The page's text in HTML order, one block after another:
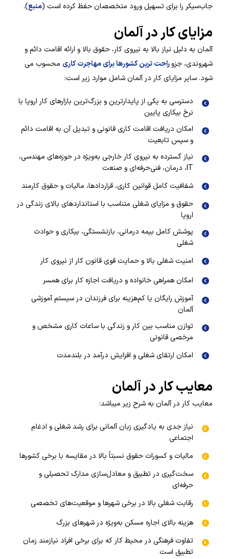
جاب‌سیکر را برای تسهیل ورود متخصصان حفظ کرده است (منبع).
مزایای کار در آلمان
آلمان به دلیل نیاز بالا به نیروی کار، حقوق بالا و ارائه اقامت دائم و
شهروندی، جزوراحت ترین کشورها برای مهاجرت کاری محسوب می
شود. سایر مزایای کار در آلمان شامل موارد زیر است:
دسترسی به یکی از پایدارترین و بزرگ‌ترین بازارهای کار اروپا با
نرخ بیکاری پایین
امکان دریافت اقامت کاری قانونی و تبدیل آن به اقامت دائم
و سپس تابعیت
نیاز گسترده به نیروی کار خارجی به‌ویژه در حوزه‌های مهندسی،
IT، درمان، فنی‌حرفه‌ای و صنعت
شفافیت کامل قوانین کاری، قراردادها، مالیات و حقوق کارمند
حقوق و مزایای شغلی متناسب با استانداردهای بالای زندگی در
اروپا
پوشش کامل بیمه درمانی، بازنشستگی، بیکاری و حوادث
شغلی
امنیت شغلی بالا و حمایت قوی قانون کار از نیروی کار
امکان همراهی خانواده و دریافت اجازه کار برای همسر
آموزش رایگان یا کم‌هزینه برای فرزندان در سیستم آموزشی
آلمان
توازن مناسب بین کار و زندگی با ساعات کاری مشخص و
مرخصی قانونی
امکان ارتقای شغلی و افزایش درآمد در بلندمدت
معایب کار در آلمان
معایب کار در آلمان به شرح زیر میباشد:
نیاز جدی به یادگیری زبان آلمانی برای رشد شغلی و ادغام
اجتماعی
مالیات و کسورات حقوق نسبتاً بالا در مقایسه با برخی کشورها
سخت‌گیری در تطبیق و معادل‌سازی مدارک تحصیلی و
حرفه‌ای
رقابت شغلی بالا در برخی شهرها و موقعیت‌های تخصصی
هزینه بالای اجاره مسکن به‌ویژه در شهرهای بزرگ
تفاوت فرهنگی در محیط کار که برای برخی افراد نیازمند زمان
تطبیق است